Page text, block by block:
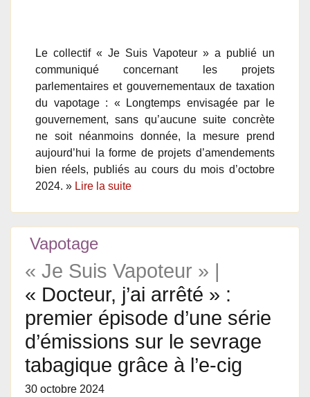
Le collectif « Je Suis Vapoteur » a publié un
communiqué concernant les projets
parlementaires et gouvernementaux de taxation
du vapotage : « Longtemps envisagée par le
gouvernement, sans qu’aucune suite concrète
ne soit néanmoins donnée, la mesure prend
aujourd’hui la forme de projets d’amendements
bien réels, publiés au cours du mois d’octobre
2024. » Lire la suite
Vapotage
« Je Suis Vapoteur » |
« Docteur, j’ai arrêté » :
premier épisode d’une série
d’émissions sur le sevrage
tabagique grâce à l’e-cig
30 octobre 2024